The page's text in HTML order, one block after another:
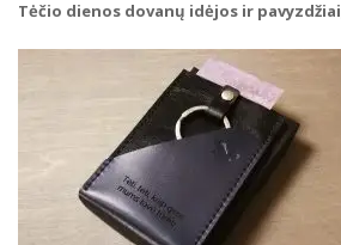
Tėčio dienos dovanų idėjos ir pavyzdžiai